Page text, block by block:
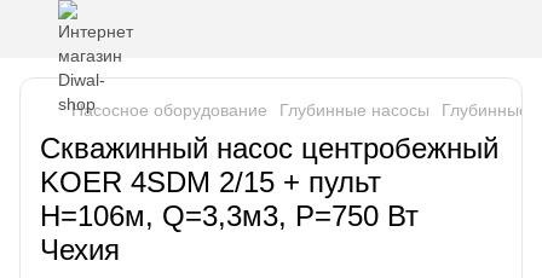
Насосное оборудование Глубинные насосы Глубинные
Скважинный насос центробежный
KOER 4SDM 2/15 + пульт
Н=106м, Q=3,3м3, P=750 Вт
Чехия